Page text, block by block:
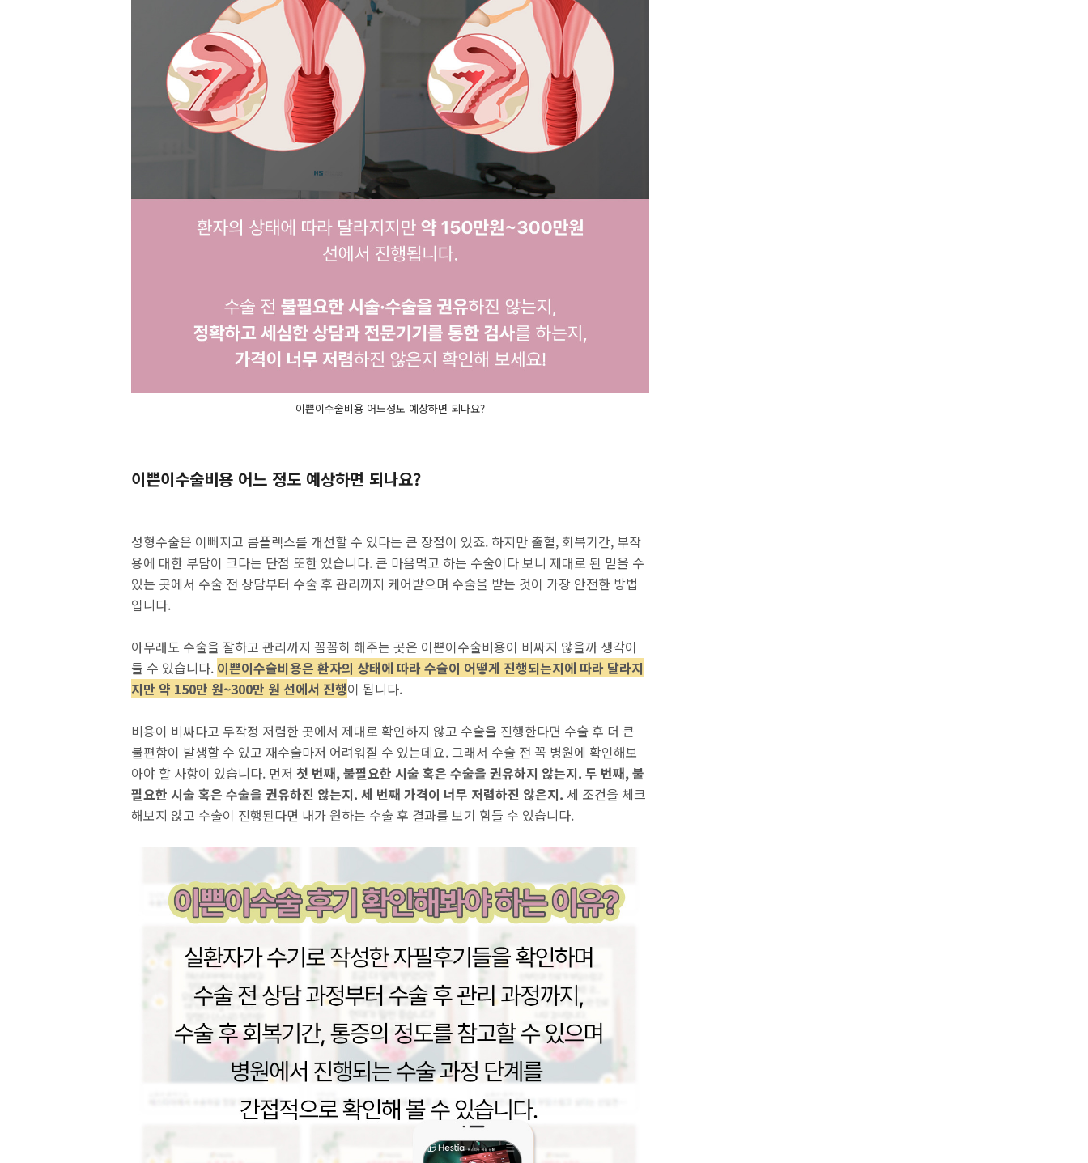
이쁜이수술비용 어느정도 예상하면 되나요?
이쁜이수술비용 어느 정도 예상하면 되나요?
성형수술은 이뻐지고 콤플렉스를 개선할 수 있다는 큰 장점이 있죠. 하지만 출혈, 회복기간, 부작
용에 대한 부담이 크다는 단점 또한 있습니다. 큰 마음먹고 하는 수술이다 보니 제대로 된 믿을 수
있는 곳에서 수술 전 상담부터 수술 후 관리까지 케어받으며 수술을 받는 것이 가장 안전한 방법
입니다.
아무래도 수술을 잘하고 관리까지 꼼꼼히 해주는 곳은 이쁜이수술비용이 비싸지 않을까 생각이
들 수 있습니다. 이쁜이수술비용은 환자의 상태에 따라 수술이 어떻게 진행되는지에 따라 달라지
지만 약 150만 원~300만 원 선에서 진행이 됩니다.
비용이 비싸다고 무작정 저렴한 곳에서 제대로 확인하지 않고 수술을 진행한다면 수술 후 더 큰
불편함이 발생할 수 있고 재수술마저 어려워질 수 있는데요. 그래서 수술 전 꼭 병원에 확인해보
아야 할 사항이 있습니다. 먼저 첫 번째, 불필요한 시술 혹은 수술을 권유하지 않는지. 두 번째, 불
필요한 시술 혹은 수술을 권유하진 않는지. 세 번째 가격이 너무 저렴하진 않은지. 세 조건을 체크
해보지 않고 수술이 진행된다면 내가 원하는 수술 후 결과를 보기 힘들 수 있습니다.